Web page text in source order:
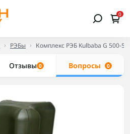
0
РЭБы Комплекс РЭБ Kulbaba G 500-
Отзывы 0 Вопросы 0